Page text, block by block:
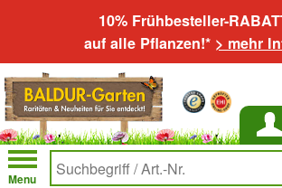
10% Frühbesteller-
auf alle Pflanzen!* > mehr
Menu